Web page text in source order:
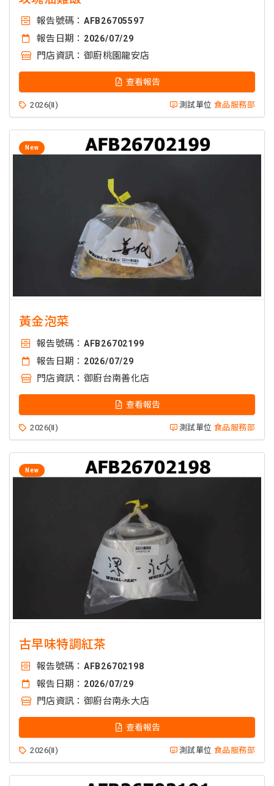
報告號碼： AFB26705597
報告日期： 2026/07/29
門店資訊： 御廚桃園龍安店
查看報告
2026(Ⅱ) 測試單位 食品服務部
New
黃金泡菜
報告號碼： AFB26702199
報告日期： 2026/07/29
門店資訊： 御廚台南善化店
查看報告
2026(Ⅱ) 測試單位 食品服務部
New
古早味特調紅茶
報告號碼： AFB26702198
報告日期： 2026/07/29
門店資訊： 御廚台南永大店
查看報告
2026(Ⅱ) 測試單位 食品服務部